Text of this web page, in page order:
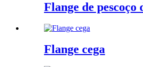
Flange de pescoço
Flange cega